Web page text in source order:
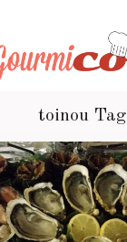
toinou Tag